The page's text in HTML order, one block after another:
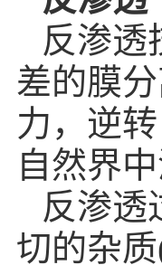
反渗透
差的膜
力，逆
自然界
反渗透
切的杂